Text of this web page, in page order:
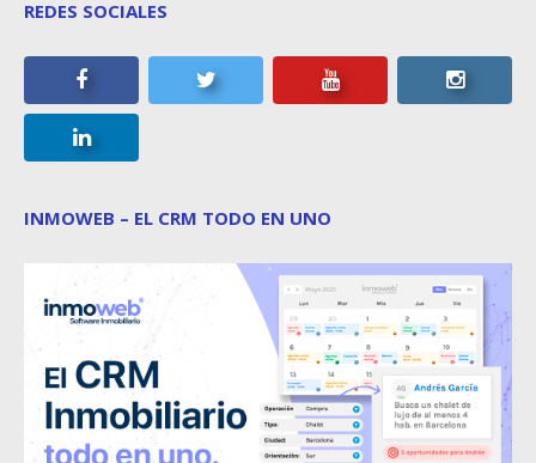
REDES SOCIALES
INMOWEB – EL CRM TODO EN UNO